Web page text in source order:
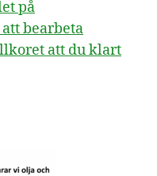
på
bearbeta
att du klart